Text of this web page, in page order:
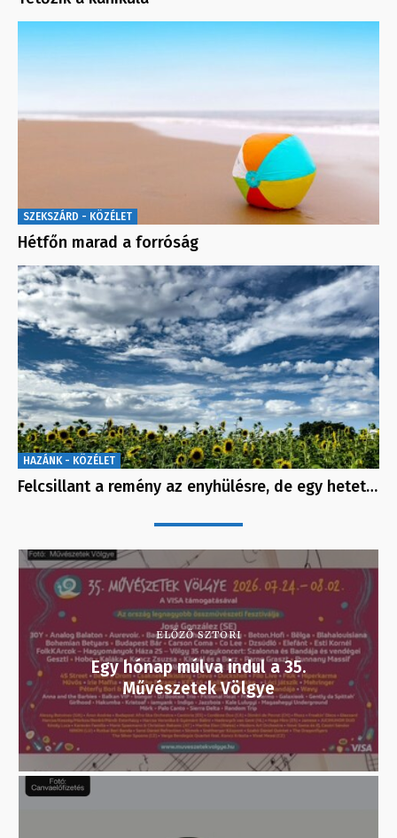
SZEKSZÁRD - KÖZÉLET
Hétfőn marad a forróság
HAZÁNK - KÖZÉLET
Felcsillant a remény az enyhülésre, de egy hetet…
ELŐZŐ SZTORI
Egy hónap múlva indul a 35.
Művészetek Völgye